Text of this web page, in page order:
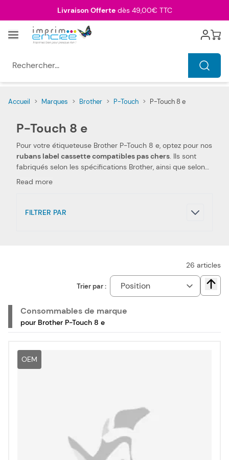
Livraison Offertedès 49,00€ TTC
Menu Cart
Accueil > Marques > Brother > P-Touch > P-Touch 8 e
P-Touch 8 e
Pour votre étiqueteuse Brother P-Touch 8 e, optez pour nos
rubans label cassette compatibles pas chers. Ils sont
fabriqués selon les spécifications Brother, ainsi que selon
les normes spécifiques. Ceci les rend 100 % compatibles
performances et qualités d'impressions semblables aux
Read more
FILTRER PAR
26 articles
Trier par :
Consommables de marque
pour Brother P-Touch 8 e
OEM